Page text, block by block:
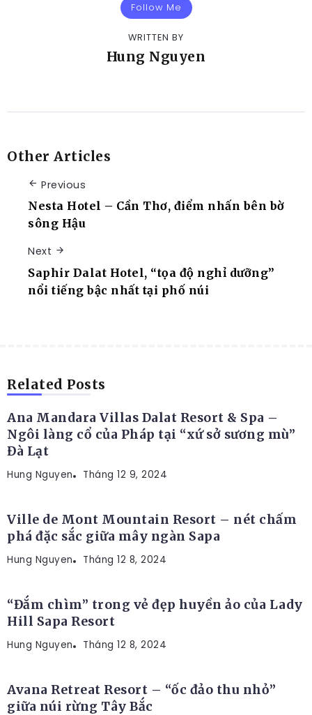
Follow Me
WRITTEN BY
Hung Nguyen
Other Articles
Previous
Nesta Hotel – Cần Thơ, điểm nhấn bên bờ
sông Hậu
Next
Saphir Dalat Hotel, “tọa độ nghỉ dưỡng”
nổi tiếng bậc nhất tại phố núi
Related Posts
Ana Mandara Villas Dalat Resort & Spa –
Ngôi làng cổ của Pháp tại “xứ sở sương mù”
Đà Lạt
Hung Nguyen Tháng 12 9, 2024
RESORT
Ville de Mont Mountain Resort – nét chấm
phá đặc sắc giữa mây ngàn Sapa
Hung Nguyen Tháng 12 8, 2024
RESORT
“Đắm chìm” trong vẻ đẹp huyền ảo của Lady
Hill Sapa Resort
Hung Nguyen Tháng 12 8, 2024
Avana Retreat Resort – “ốc đảo thu nhỏ”
giữa núi rừng Tây Bắc